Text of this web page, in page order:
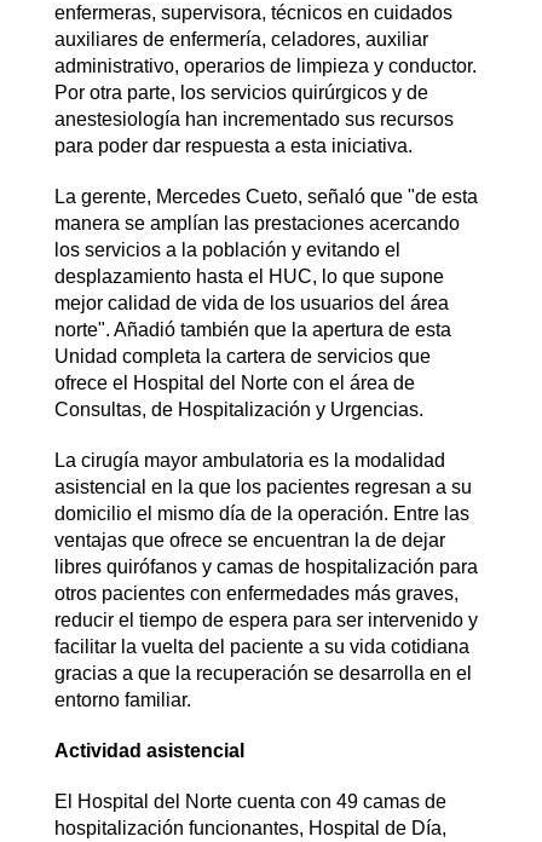
enfermeras, supervisora, técnicos en cuidados
auxiliares de enfermería, celadores, auxiliar
administrativo, operarios de limpieza y conductor.
Por otra parte, los servicios quirúrgicos y de
anestesiología han incrementado sus recursos
para poder dar respuesta a esta iniciativa.
La gerente, Mercedes Cueto, señaló que "de esta
manera se amplían las prestaciones acercando
los servicios a la población y evitando el
desplazamiento hasta el HUC, lo que supone
mejor calidad de vida de los usuarios del área
norte". Añadió también que la apertura de esta
Unidad completa la cartera de servicios que
ofrece el Hospital del Norte con el área de
Consultas, de Hospitalización y Urgencias.
La cirugía mayor ambulatoria es la modalidad
asistencial en la que los pacientes regresan a su
domicilio el mismo día de la operación. Entre las
ventajas que ofrece se encuentran la de dejar
libres quirófanos y camas de hospitalización para
otros pacientes con enfermedades más graves,
reducir el tiempo de espera para ser intervenido y
facilitar la vuelta del paciente a su vida cotidiana
gracias a que la recuperación se desarrolla en el
entorno familiar.
Actividad asistencial
El Hospital del Norte cuenta con 49 camas de
hospitalización funcionantes, Hospital de Día,